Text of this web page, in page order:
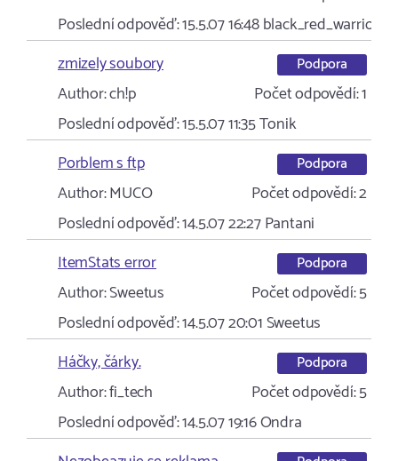
Poslední odpověď:15.5.07 16:48black_red_warrior
zmizely soubory
Podpora
Author:ch!p Počet odpovědí:1
Poslední odpověď:15.5.07 11:35Tonik
Porblem s ftp
Podpora
Author:MUCO Počet odpovědí:2
Poslední odpověď:14.5.07 22:27Pantani
ItemStats error
Podpora
Author:Sweetus Počet odpovědí:5
Poslední odpověď:14.5.07 20:01Sweetus
Háčky, čárky.
Podpora
Author:fi_tech Počet odpovědí:5
Poslední odpověď:14.5.07 19:16Ondra